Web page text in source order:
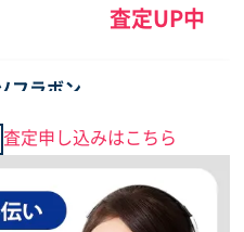
査定UP中
フラボン
取、複数点で 更に買取価格UP
急募中
査定申し込みはこちら